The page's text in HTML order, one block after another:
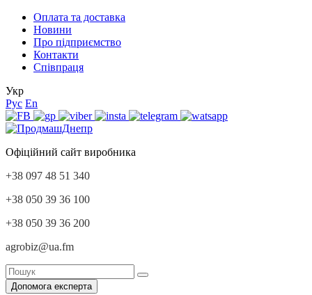
Оплата та доставка
Новини
Про підприємство
Контакти
Співпраця
Укр
Рус En
Офіційний сайт виробника
+38 097 48 51 340
+38 050 39 36 100
+38 050 39 36 200
agrobiz@ua.fm
Допомога експерта